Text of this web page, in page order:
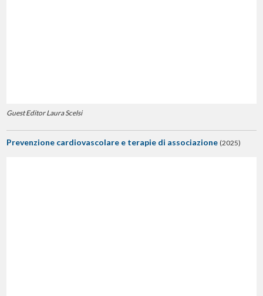
Guest Editor Laura Scelsi
Prevenzione cardiovascolare e terapie di associazione (2025)